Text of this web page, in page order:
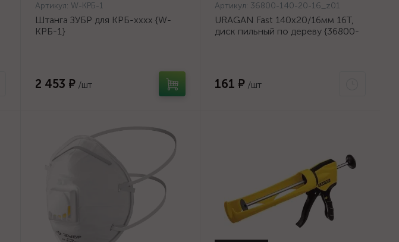
Артикул: W-КРБ-1
Штанга ЗУБР для КРБ-хххх {W-
КРБ-1}
2 453 ₽ /шт
Артикул: 36800-140-20-16_z01
URAGAN Fast 140x20/16мм 16Т,
диск пильный по дереву {36800-
161 ₽ /шт